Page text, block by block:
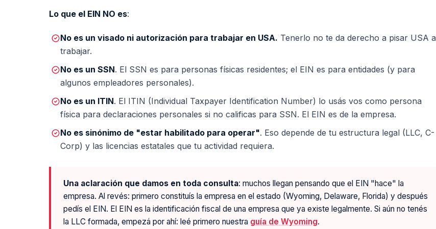
Lo que el EIN NO es:
No es un visado ni autorización para trabajar en USA. Tenerlo no te da derecho a pisar USA a
trabajar.
No es un SSN. El SSN es para personas físicas residentes; el EIN es para entidades (y para
algunos empleadores personales).
No es un ITIN. El ITIN (Individual Taxpayer Identification Number) lo usás vos como persona
física para declaraciones personales si no calificas para SSN. El EIN es de la empresa.
No es sinónimo de "estar habilitado para operar". Eso depende de tu estructura legal (LLC, C-
Corp) y las licencias estatales que tu actividad requiera.
Una aclaración que damos en toda consulta: muchos llegan pensando que el EIN "hace" la
empresa. Al revés: primero constituís la empresa en el estado (Wyoming, Delaware, Florida) y después
pedís el EIN. El EIN es la identificación fiscal de una empresa que ya existe legalmente. Si aún no tenés
la LLC formada, empezá por ahí: leé primero nuestra guía de Wyoming.